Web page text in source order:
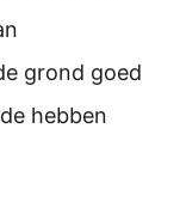
grond goed
hebben